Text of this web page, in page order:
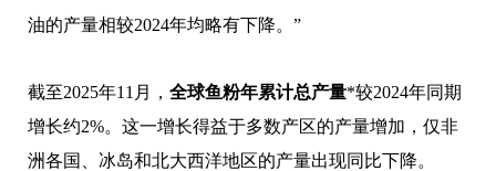
油的产量相较2024年均略有下降。”
截至2025年11月， 全球鱼粉年累计总产量*较2024年同期
增长约2%。这一增长得益于多数产区的产量增加，仅非
洲各国、冰岛和北大西洋地区的产量出现同比下降。